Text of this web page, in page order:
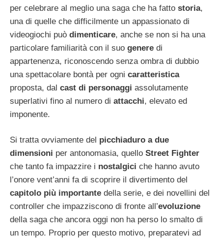
per celebrare al meglio una saga che ha fatto storia,
una di quelle che difficilmente un appassionato di
videogiochi può dimenticare, anche se non si ha una
particolare familiarità con il suo genere di
appartenenza, riconoscendo senza ombra di dubbio
una spettacolare bontà per ogni caratteristica
proposta, dal cast di personaggi assolutamente
superlativi fino al numero di attacchi, elevato ed
imponente.
Si tratta ovviamente del picchiaduro a due
dimensioni per antonomasia, quello Street Fighter
che tanto fa impazzire i nostalgici che hanno avuto
l’onore vent’anni fa di scoprire il divertimento del
capitolo più importante della serie, e dei novellini del
controller che impazziscono di fronte all’evoluzione
della saga che ancora oggi non ha perso lo smalto di
un tempo. Proprio per questo motivo, preparatevi ad